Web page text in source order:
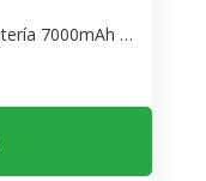
Xiaomi Redmi 15 Pantalla 6.9″ Batería 7000mAh – Smartphone Resistente